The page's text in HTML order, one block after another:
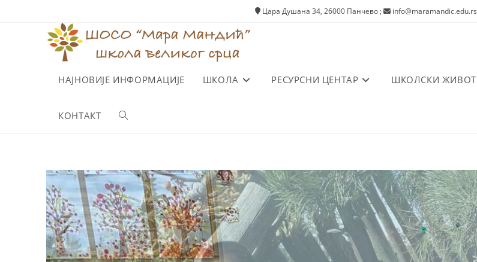
Цара Душана 34, 26000 Панчево ; info@maramandic.edu.rs
НАЈНОВИЈЕ ИНФОРМАЦИЈЕ ШКОЛА РЕСУРСНИ ЦЕНТАР ШКОЛСКИ ЖИВОТ
КОНТАКТ